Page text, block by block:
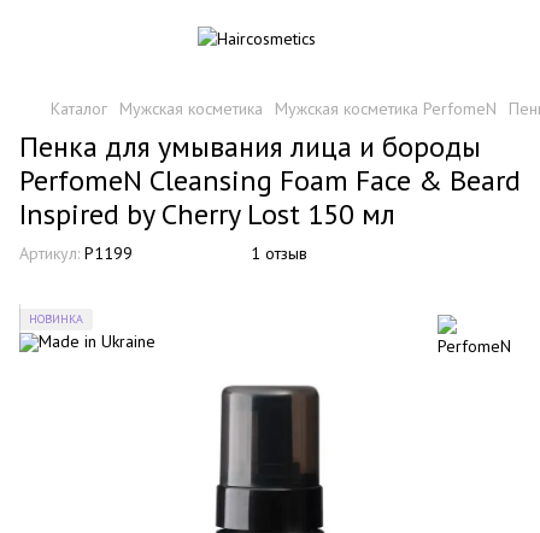
Каталог Мужская косметика Мужская косметика PerfomeN
Пенка для умывания лица и бороды
PerfomeN Cleansing Foam Face & Beard
Inspired by Cherry Lost 150 мл
Артикул: P1199 1 отзыв
НОВИНКА